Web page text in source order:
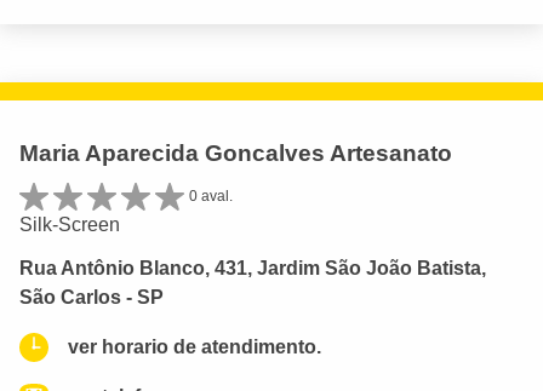
Maria Aparecida Goncalves Artesanato
0 aval.
Silk-Screen
Rua Antônio Blanco, 431, Jardim São João Batista,
São Carlos - SP
ver horario de atendimento.